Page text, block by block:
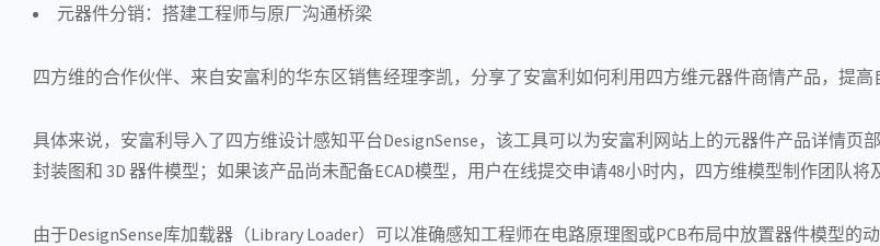
元器件分销：搭建工程师与原厂沟通桥梁
四方维的合作伙伴、来自安富利的华东区销售经理李凯，分享了安富利如何利用四方维元器件商情产品，提高
具体来说，安富利导入了四方维设计感知平台DesignSense，该工具可以为安富利网站上的元器件产品详情页
封装图和 3D 器件模型；如果该产品尚未配备ECAD模型，用户在线提交申请48小时内，四方维模型制作团队将
由于DesignSense库加载器（Library Loader）可以准确感知工程师在电路原理图或PCB布局中放置器件模型